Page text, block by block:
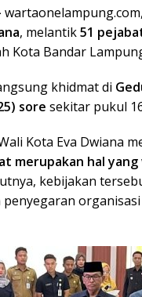
, melantik51
Kota Bandar
khidmat di
sore sekitar pukul
Kota Eva Dwiana
merupakan hal yang
kebijakan